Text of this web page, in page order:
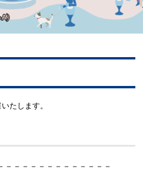
たします。
－－－－－－－－－－－－